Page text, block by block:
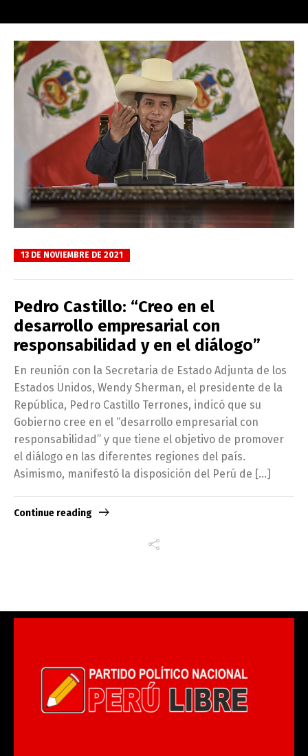
13 DE NOVIEMBRE DE 2021
Pedro Castillo: “Creo en el
desarrollo empresarial con
responsabilidad y en el diálogo”
En reunión con la Secretaria de Estado Adjunta de los
Estados Unidos, Wendy Sherman, el presidente de la
República, Pedro Castillo Terrones, indicó que su
Gobierno cree en el “desarrollo empresarial con
responsabilidad” y que tiene el objetivo de promover
el diálogo en las diferentes regiones del país.
Asimismo, manifestó la disposición del Perú de […]
Continue reading